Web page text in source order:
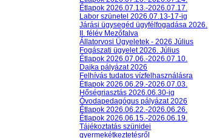
Étlapok 2026.07.13.-2026.07.17.
Labor szünetel 2026.07.13-17-ig
Járási ügysegéd ügyfélfogadása 2026.
II. félév Mezőfalva
Állatorvosi Ügyeletek - 2026 Július
Fogászati ügyelet 2026. Július
Étlapok 2026.07.06.-2026.07.10.
Dajka pályázat 2026
Felhívás tudatos vízfelhasználásra
Étlapok 2026.06.29.-2026.07.03.
Hőségriasztás 2026.06.30-ig
Óvodapedagógus pályázat 2026
Étlapok 2026.06.22.-2026.06.26.
Étlapok 2026.06.15.-2026.06.19.
Tájékoztatás szünidei
gyermekétkeztetésről